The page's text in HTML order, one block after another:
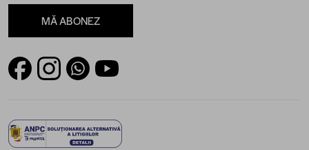
MĂ ABONEZ